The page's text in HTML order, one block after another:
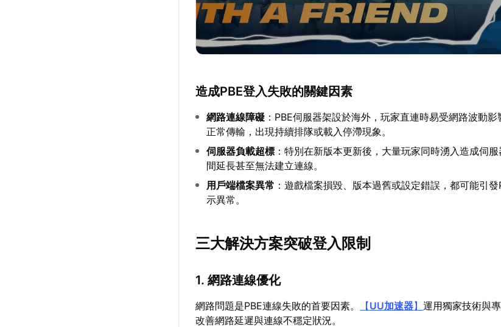
造成PBE登入失敗的關鍵因素
網路連線障礙 ：PBE伺服器架設於海外，玩家直連時易受網路波動
正常傳輸，出現持續排隊或載入停滯現象。
伺服器負載超標 ：特別在新版本更新後，大量玩家同時湧入造成伺
間延長甚至無法建立連線。
用戶端檔案異常 ：遊戲檔案損毀、版本過舊或設定錯誤，都可能引
示異常。
三大解決方案突破登入限制
1. 網路連線優化
網路問題是PBE連線失敗的首要因素。 【UU加速器】運用獨家技術與
改善網路延遲與連線不穩定狀況。